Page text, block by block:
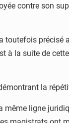
contre son
toutefois
à la suite de
la
même ligne